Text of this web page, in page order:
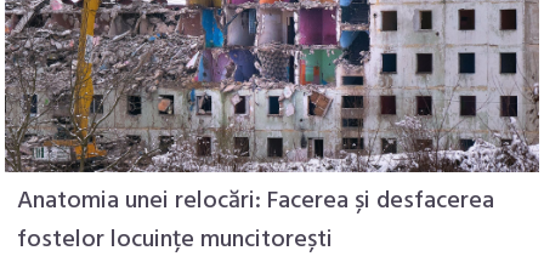
Anatomia unei relocări: Facerea și desfacerea
fostelor locuințe muncitorești